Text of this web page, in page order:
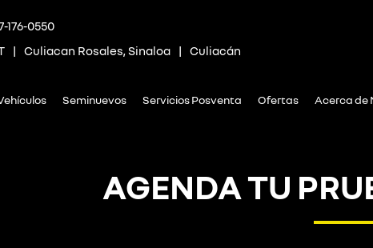
176-0550
| Culiacan Rosales, Sinaloa | Culiacán
Seminuevos Servicios Posventa Ofertas Acerca de
AGENDA TU